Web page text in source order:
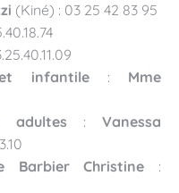
(Kiné) : 03 25 42 83 95
infantile: Mme
adultes :Vanessa
Barbier Christine :